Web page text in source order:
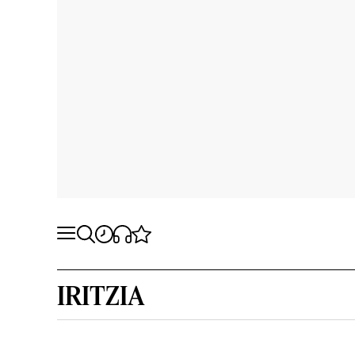
IRITZIA